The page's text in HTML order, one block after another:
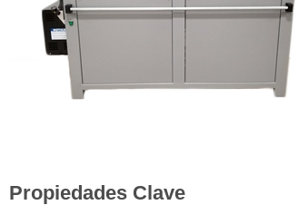
Propiedades Clave